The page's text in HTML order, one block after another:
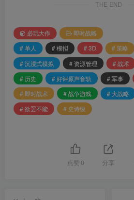
THE END
必玩大作
即时战略
# 单人
# 模拟 # 3D # 策略
# 沉浸式模拟
# 资源管理 # 战术
# 历史
# 好评原声音轨 # 军事
# 即时战术
# 战争游戏 # 大战略
# 欲罢不能
# 史诗级
点赞 0 分享